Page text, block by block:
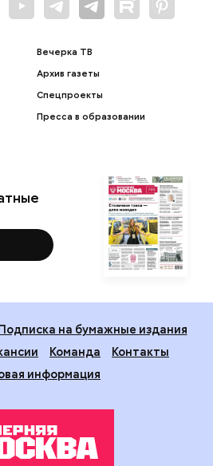
Вечерка ТВ
Архив газеты
Спецпроекты
Пресса в образовании
на бумажные издания
Команда
Контакты
информация